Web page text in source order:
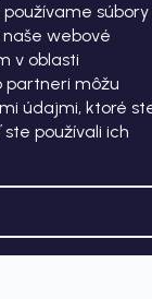
súbory
webové
v oblasti
partneri môžu
údajmi, ktoré
používali ich